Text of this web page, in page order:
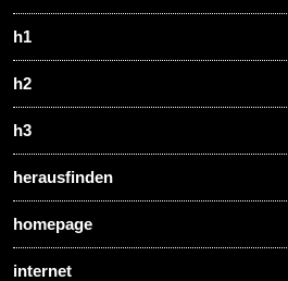
h1
h2
h3
herausfinden
homepage
internet